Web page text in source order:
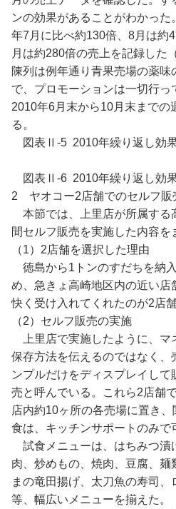
ンの効果があることがわかっ
年7月に比べ約130倍、8月は約
月は約280倍の売上を記録した
陳列は例年通り青果売場の薬
で、プロモーションは一切行っ
2010年6月末から10月末までの
る。
図表Ⅱ-5 2010年繰り返し効果
図表Ⅱ-6 2010年繰り返し効
2 ヤオコー2店舗でのセルフ販
本節では、上里店が所属する
間セルフ販売を実施した内容を
（1）2店舗を選択した理由
徳島から1トンのすだちを納
め、急きょ高崎地区内の近い店
快く受け入れてくれたのが2店舗
（2）セルフ販売の実施
上里店で実施したように、マ
保存方法を伝えるのではなく、
ンプルだけをディスプレイして
売と呼んでいる。これら2店舗
店内約10ヶ所の各売場に置き
食は、キッチンサポートのみで
試食メニューは、はちみつ漬
肉、炒めもの、焼肉、豆腐、
まの竜田揚げ、太刀魚の寿司
等、幅広いメニューを揃えた。